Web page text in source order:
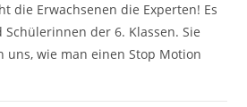
die Erwachsenen die Experten! Es
der 6. Klassen. Sie
uns, wie man einen Stop Motion